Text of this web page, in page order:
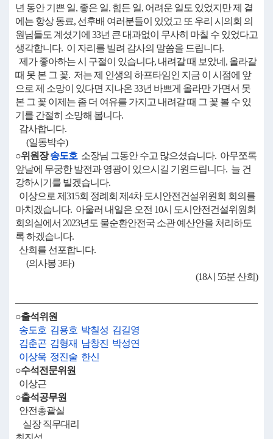
년 동안 기쁜 일, 좋은 일, 힘든 일, 어려운 일도 있었지만 제 곁
에는 항상 동료, 선후배 여러분들이 있었고 또 우리 시의회 의
원님들도 계셨기에 33년 큰 대과없이 무사히 마칠 수 있었다고
생각합니다. 이 자리를 빌려 감사의 말씀을 드립니다.
제가 좋아하는 시 구절이 있습니다, 내려갈 때 보았네, 올라갈
때 못 본 그 꽃. 저는 제 인생의 하프타임인 지금 이 시점에 앞
으로 제 소망이 있다면 지나온 33년 바쁘게 올라만 가면서 못
본 그 꽃 이제는 좀 더 여유를 가지고 내려갈 때 그 꽃 볼 수 있
기를 간절히 소망해 봅니다.
감사합니다.
(일동박수)
○위원장송도호 소장님 그동안 수고 많으셨습니다. 아무쪼록
앞날에 무궁한 발전과 영광이 있으시길 기원드립니다. 늘 건
강하시기를 빌겠습니다.
이상으로 제315회 정례회 제4차 도시안전건설위원회 회의를
마치겠습니다. 아울러 내일은 오전 10시 도시안전건설위원회
회의실에서 2023년도 물순환안전국 소관 예산안을 처리하도
록 하겠습니다.
산회를 선포합니다.
(의사봉 3타)
(18시 55분 산회)
○출석위원
송도호 김용호 박칠성 김길영
김춘곤 김형재 남창진 박성연
이상욱 정진술 한신
○수석전문위원
이상근
○출석공무원
안전총괄실
실장 직무대리